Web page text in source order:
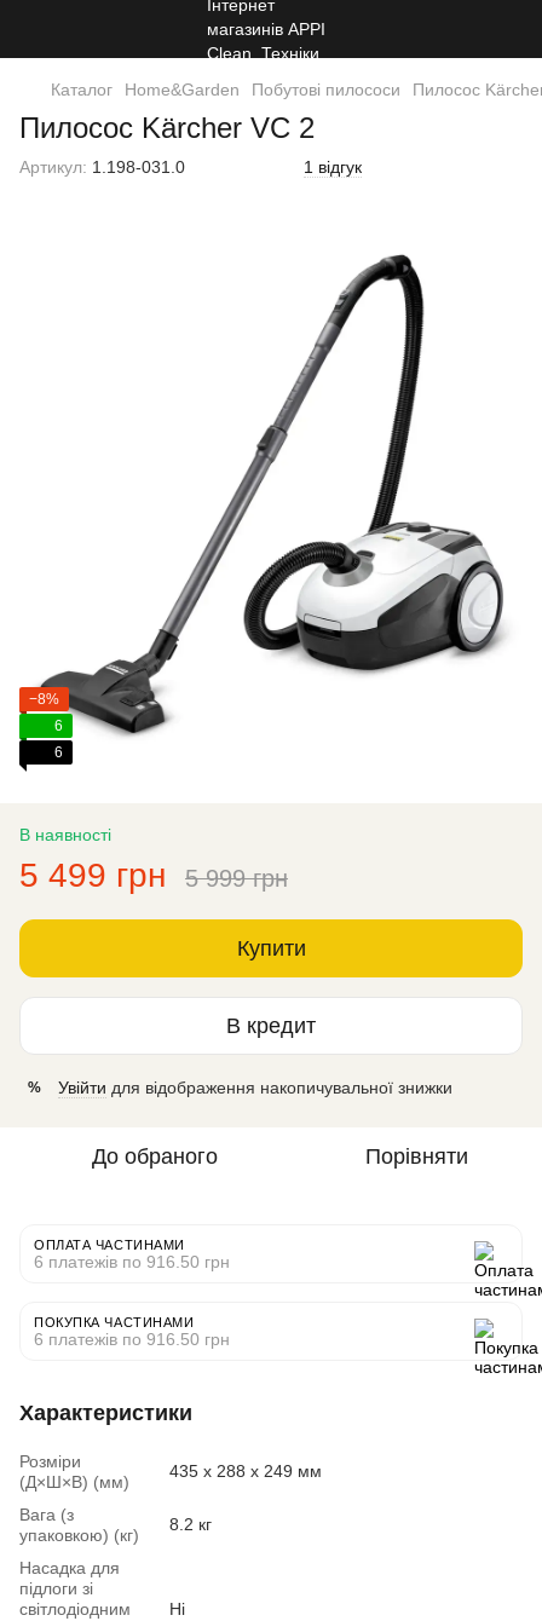
Каталог Home&Garden Побутові пилососи Пилосос
Пилосос Kärcher VC 2
Артикул: 1.198-031.0 1 відгук
−8%
6
6
В наявності
5 499 грн 5 999 грн
Купити
В кредит
% Увійти для відображення накопичувальної знижки
До обраного Порівняти
ОПЛАТА ЧАСТИНАМИ
6 платежів по 916.50 грн
ПОКУПКА ЧАСТИНАМИ
6 платежів по 916.50 грн
Характеристики
Розміри
(Д×Ш×В) (мм)
435 x 288 x 249 мм
Вага (з
упаковкою) (кг)
8.2 кг
Насадка для
підлоги зі
світлодіодним
Ні